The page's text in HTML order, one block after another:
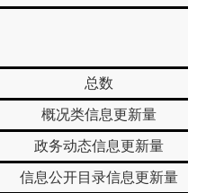
总数
概况类信息更新量
政务动态信息更新量
信息公开目录信息更新量